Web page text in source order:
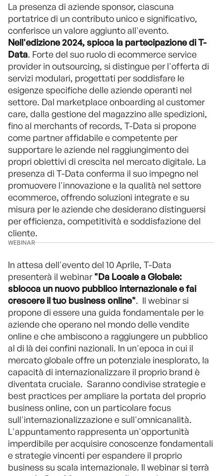
La presenza di aziende sponsor, ciascuna
portatrice di un contributo unico e significativo,
conferisce un valore aggiunto all'evento.
Nell'edizione 2024, spicca la partecipazione di T-
Data. Forte del suo ruolo di ecommerce service
provider in outsourcing, si distingue per l'offerta di
servizi modulari, progettati per soddisfare le
esigenze specifiche delle aziende operanti nel
settore. Dal marketplace onboarding al customer
care, dalla gestione del magazzino alle spedizioni,
fino al merchants of records, T-Data si propone
come partner affidabile e competente per
supportare le aziende nel raggiungimento dei
propri obiettivi di crescita nel mercato digitale. La
presenza di T-Data conferma il suo impegno nel
promuovere l'innovazione e la qualità nel settore
ecommerce, offrendo soluzioni integrate e su
misura per le aziende che desiderano distinguersi
per efficienza, competitività e soddisfazione del
cliente.
WEBINAR
In attesa dell'evento del 10 Aprile, T-Data
presenterà il webinar"Da Locale a Globale:
sblocca un nuovo pubblico internazionale e fai
crescere il tuo business online". Il webinar si
propone di essere una guida fondamentale per le
aziende che operano nel mondo delle vendite
online e che ambiscono a raggiungere un pubblico
al di là dei confini nazionali. In un'epoca in cui il
mercato globale offre un potenziale inesplorato, la
capacità di internazionalizzare il proprio brand è
diventata cruciale. Saranno condivise strategie e
best practices per ampliare la portata del proprio
business online, con un particolare focus
sull'internazionalizzazione e sull'omnicanalità.
L'appuntamento rappresenta un'opportunità
imperdibile per acquisire conoscenze fondamentali
e strategie vincenti per espandere il proprio
business su scala internazionale. Il webinar si terrà